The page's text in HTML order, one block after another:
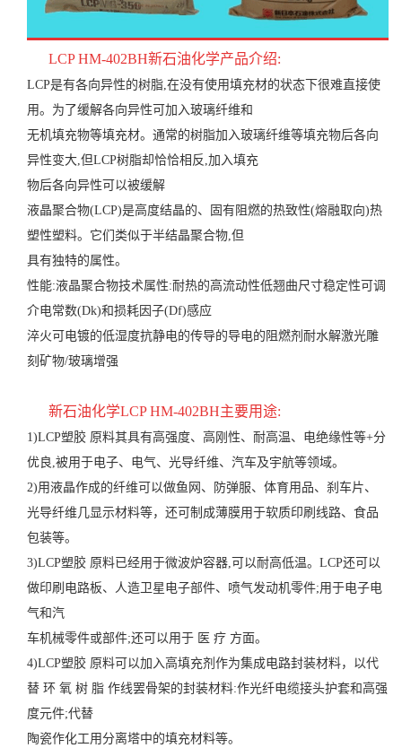
LCPHM-402BH新石油化学产品介绍:
LCP是有各向异性的树脂,在没有使用填充材的状态下很难直接使
用。为了缓解各向异性可加入玻璃纤维和
无机填充物等填充材。通常的树脂加入玻璃纤维等填充物后各向
异性变大,但LCP树脂却恰恰相反,加入填充
物后各向异性可以被缓解
液晶聚合物(LCP)是高度结晶的、固有阻燃的热致性(熔融取向)热
塑性塑料。它们类似于半结晶聚合物,但
具有独特的属性。
性能:液晶聚合物技术属性:耐热的高流动性低翘曲尺寸稳定性可调
介电常数(Dk)和损耗因子(Df)感应
淬火可电镀的低湿度抗静电的传导的导电的阻燃剂耐水解激光雕
刻矿物/玻璃增强
新石油化学LCPHM-402BH主要用途:
1)LCP塑胶 原料其具有高强度、高刚性、耐高温、电绝缘性等+分
优良,被用于电子、电气、光导纤维、汽车及宇航等领域。
2)用液晶作成的纤维可以做鱼网、防弹服、体育用品、刹车片、
光导纤维几显示材料等，还可制成薄膜用于软质印刷线路、食品
包装等。
3)LCP塑胶 原料已经用于微波炉容器,可以耐高低温。LCP还可以
做印刷电路板、人造卫星电子部件、喷气发动机零件;用于电子电
气和汽
车机械零件或部件;还可以用于 医 疗 方面。
4)LCP塑胶 原料可以加入高填充剂作为集成电路封装材料，以代
替 环 氧 树 脂 作线罢骨架的封装材料:作光纤电缆接头护套和高强
度元件;代替
陶瓷作化工用分离塔中的填充材料等。